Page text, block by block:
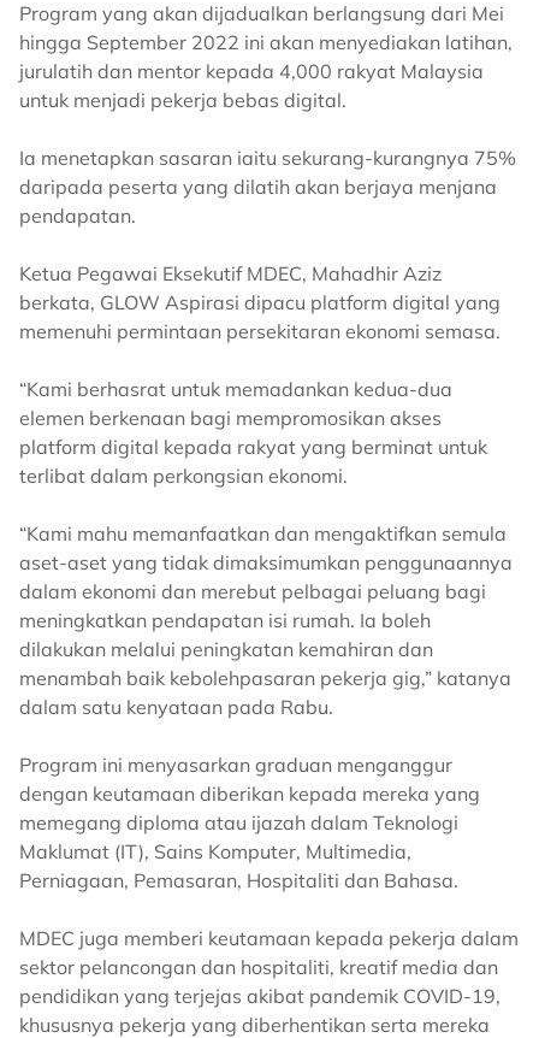
Program yang akan dijadualkan berlangsung dari Mei
hingga September 2022 ini akan menyediakan latihan,
jurulatih dan mentor kepada 4,000 rakyat Malaysia
untuk menjadi pekerja bebas digital.
Ia menetapkan sasaran iaitu sekurang-kurangnya 75%
daripada peserta yang dilatih akan berjaya menjana
pendapatan.
Ketua Pegawai Eksekutif MDEC, Mahadhir Aziz
berkata, GLOW Aspirasi dipacu platform digital yang
memenuhi permintaan persekitaran ekonomi semasa.
“Kami berhasrat untuk memadankan kedua-dua
elemen berkenaan bagi mempromosikan akses
platform digital kepada rakyat yang berminat untuk
terlibat dalam perkongsian ekonomi.
“Kami mahu memanfaatkan dan mengaktifkan semula
aset-aset yang tidak dimaksimumkan penggunaannya
dalam ekonomi dan merebut pelbagai peluang bagi
meningkatkan pendapatan isi rumah. Ia boleh
dilakukan melalui peningkatan kemahiran dan
menambah baik kebolehpasaran pekerja gig,” katanya
dalam satu kenyataan pada Rabu.
Program ini menyasarkan graduan menganggur
dengan keutamaan diberikan kepada mereka yang
memegang diploma atau ijazah dalam Teknologi
Maklumat (IT), Sains Komputer, Multimedia,
Perniagaan, Pemasaran, Hospitaliti dan Bahasa.
MDEC juga memberi keutamaan kepada pekerja dalam
sektor pelancongan dan hospitaliti, kreatif media dan
pendidikan yang terjejas akibat pandemik COVID-19,
khususnya pekerja yang diberhentikan serta mereka